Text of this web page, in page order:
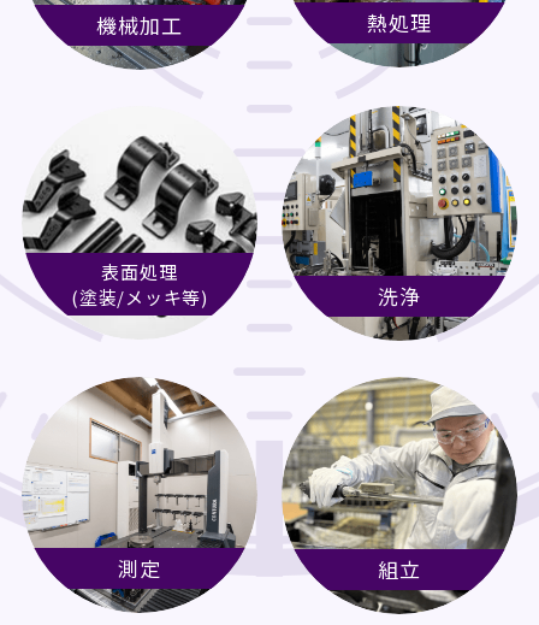
機械加工 熱処理
表面処理
(塗装/メッキ等)
洗浄
測定 組立